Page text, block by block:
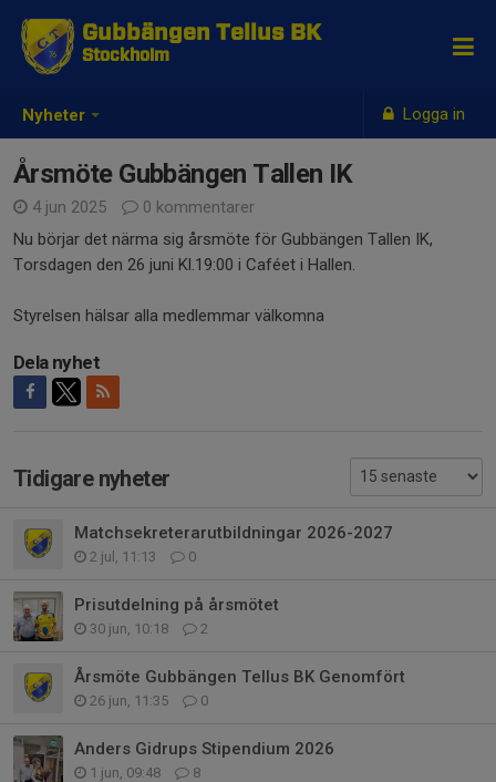
Nyheter Logga in
Gubbängen Tellus BK
Stockholm
Årsmöte Gubbängen Tallen IK
4 jun 2025
0 kommentarer
Nu börjar det närma sig årsmöte för Gubbängen Tallen IK,
Torsdagen den 26 juni Kl.19:00 i Caféet i Hallen.
Styrelsen hälsar alla medlemmar välkomna
Dela nyhet
Tidigare nyheter
Matchsekreterarutbildningar 2026-2027
2 jul, 11:13 0
Prisutdelning på årsmötet
30 jun, 10:18 2
Årsmöte Gubbängen Tellus BK Genomfört
26 jun, 11:35 0
Anders Gidrups Stipendium 2026
1 jun, 09:48 8